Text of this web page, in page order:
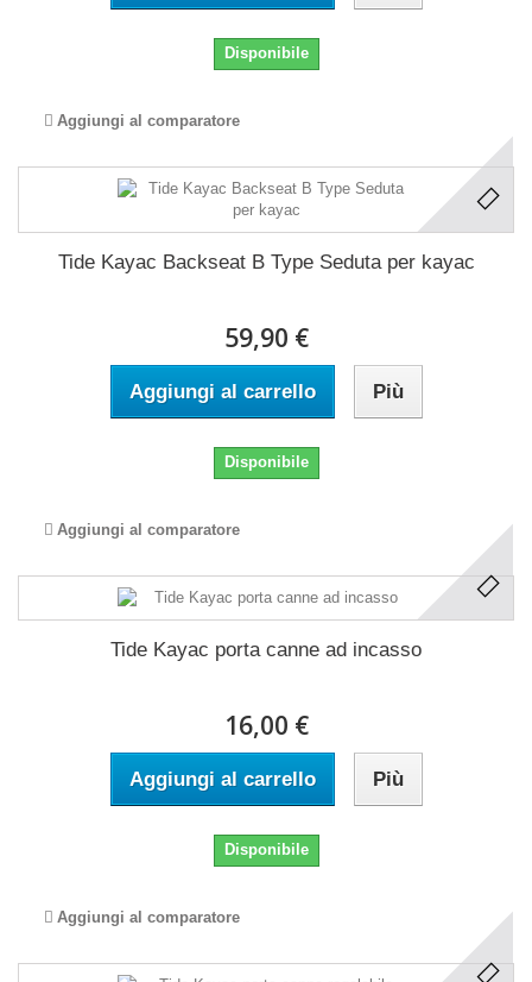
Disponibile
Aggiungi al comparatore
Tide Kayac Backseat B Type Seduta per kayac
59,90 €
Aggiungi al carrello Più
Disponibile
Aggiungi al comparatore
Tide Kayac porta canne ad incasso
16,00 €
Aggiungi al carrello Più
Disponibile
Aggiungi al comparatore